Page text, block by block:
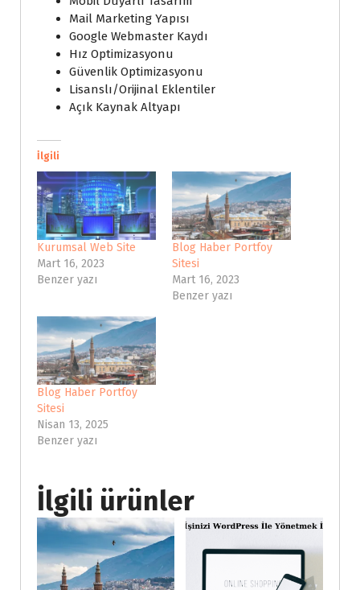
Mail Marketing Yapısı
Google Webmaster Kaydı
Hız Optimizasyonu
Güvenlik Optimizasyonu
Lisanslı/Orijinal Eklentiler
Açık Kaynak Altyapı
İlgili
Kurumsal Web Site
Mart 16, 2023
Benzer yazı
Blog Haber Portfoy
Sitesi
Mart 16, 2023
Benzer yazı
Blog Haber Portfoy
Sitesi
Nisan 13, 2025
Benzer yazı
İlgili ürünler